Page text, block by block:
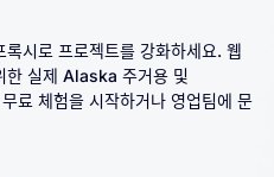
시로 프로젝트를 강화하세요. 웹
한 실제 Alaska 주거용 및
료 체험을 시작하거나 영업팀에 문